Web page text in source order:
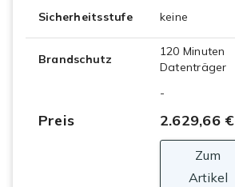
Sicherheitsstufe keine
Brandschutz
120 Minuten
Datenträger
-
Preis 2.629,66 €
Zum
Artikel